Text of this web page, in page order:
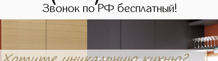
Звонок по РФ бесплатный!